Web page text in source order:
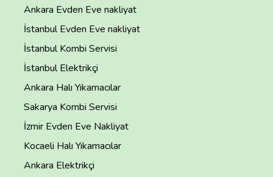
Ankara Evden Eve nakliyat
İstanbul Evden Eve nakliyat
İstanbul Kombi Servisi
İstanbul Elektrikçi
Ankara Halı Yıkamacılar
Sakarya Kombi Servisi
İzmir Evden Eve Nakliyat
Kocaeli Halı Yıkamacılar
Ankara Elektrikçi